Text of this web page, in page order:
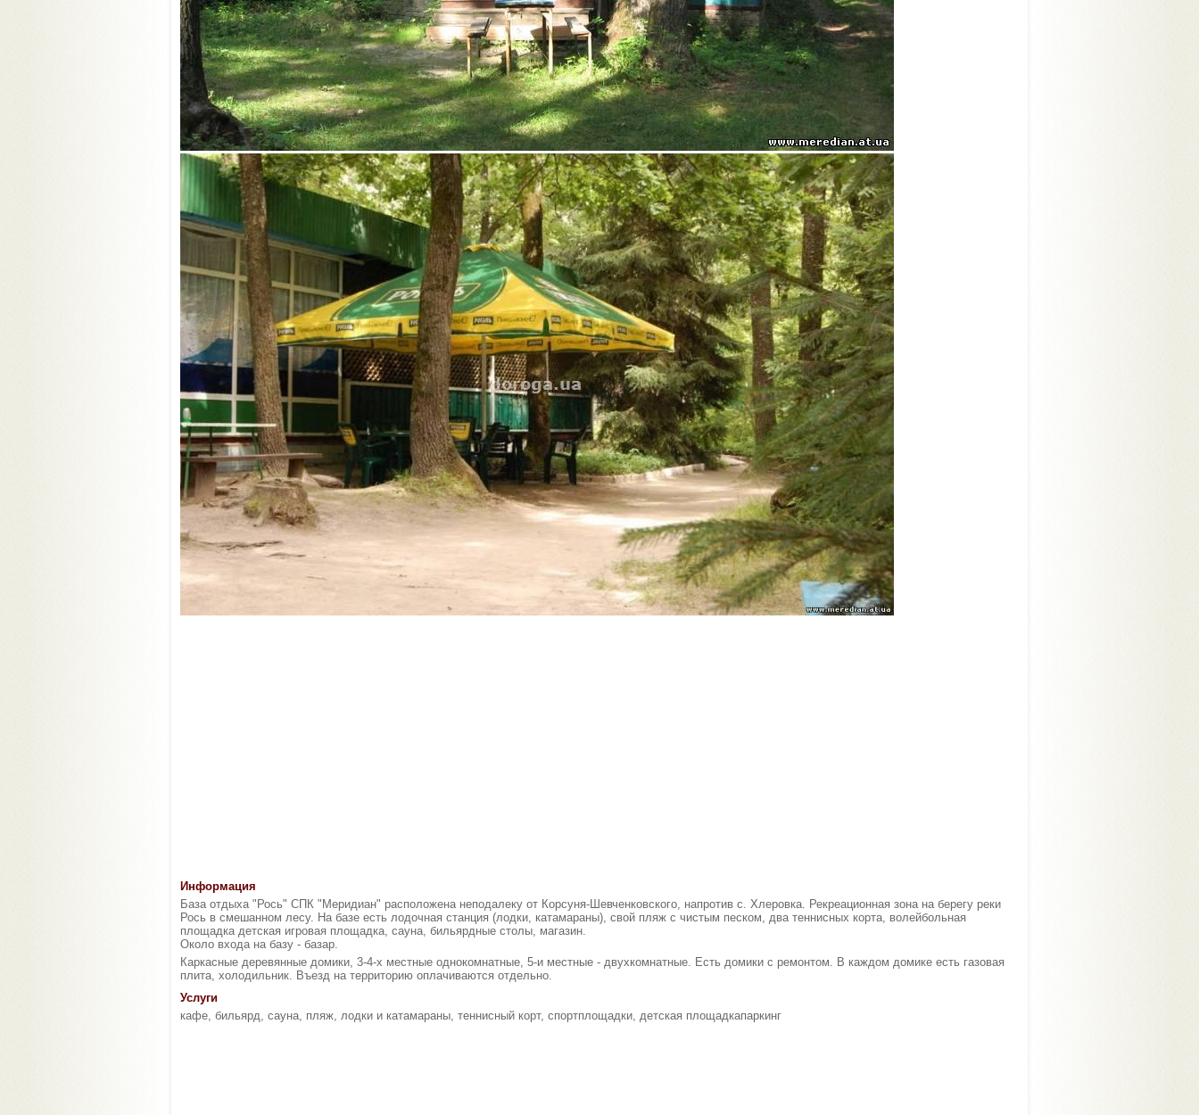
Информация
База отдыха "Рось" СПК "Меридиан" расположена неподалеку от Корсуня-Шевченковского, напротив с. Хлеровка. Рекреационная зона на берегу реки
Рось в смешанном лесу. На базе есть лодочная станция (лодки, катамараны), свой пляж с чистым песком, два теннисных корта, волейбольная
площадка детская игровая площадка, сауна, бильярдные столы, магазин.
Около входа на базу - базар.
Каркасные деревянные домики, 3-4-х местные однокомнатные, 5-и местные - двухкомнатные. Есть домики с ремонтом. В каждом домике есть газовая
плита, холодильник. Въезд на территорию оплачиваются отдельно.
Услуги
кафе, бильярд, сауна, пляж, лодки и катамараны, теннисный корт, спортплощадки, детская площадкапаркинг